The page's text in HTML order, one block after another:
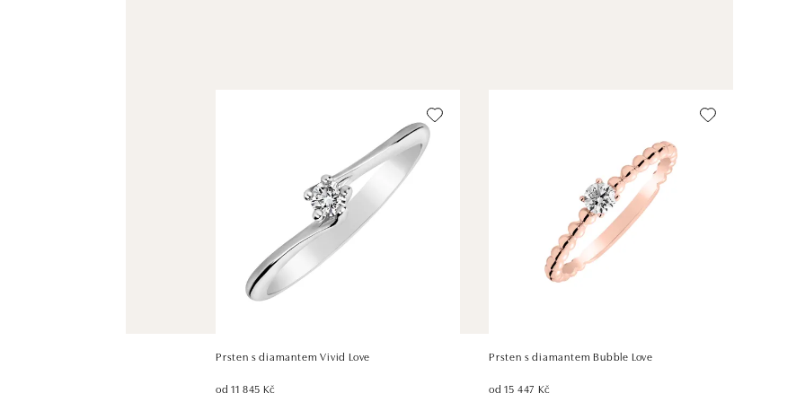
Prsten s diamantem Vivid Love
od 11 845 Kč
Prsten s diamantem Bubble Love
od 15 447 Kč